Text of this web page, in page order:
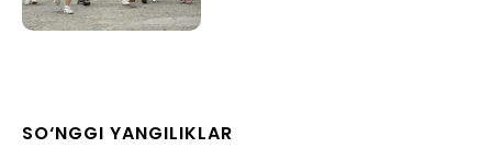
SO‘NGGI YANGILIKLAR